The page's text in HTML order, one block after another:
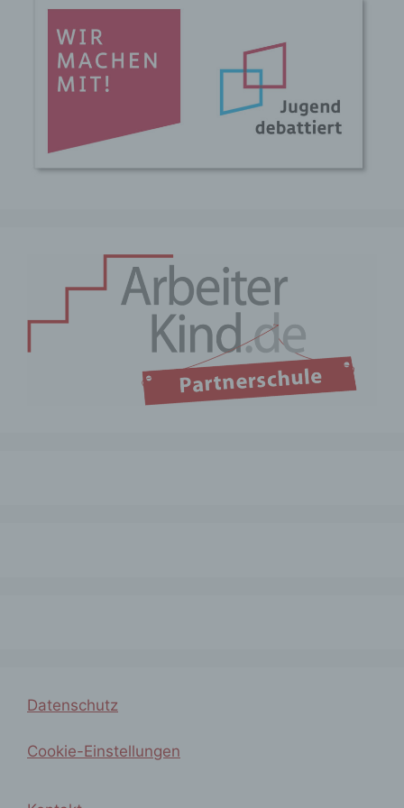
Datenschutz
Cookie-Einstellungen
b) betroffene Person
Betroffene Person ist jede identifizierte
oder identifizierbare natürliche Person,
deren personenbezogene Daten von dem
für die Verarbeitung Verantwortlichen
Verarbeitung ist jeder mit oder ohne Hilfe
automatisierter Verfahren ausgeführte
Vorgang oder jede solche Vorgangsreihe
im Zusammenhang mit
personenbezogenen Daten wie das
Erheben, das Erfassen, die Organisation,
das Ordnen, die Speicherung, die
ihre künftige Verarbeitung